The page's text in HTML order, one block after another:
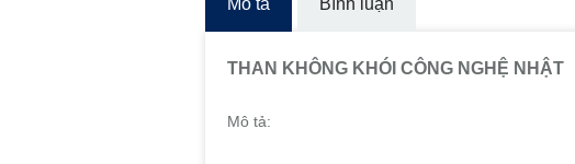
Mô tả Bình luận
THAN KHÔNG KHÓI CÔNG NGHỆ NHẬT
Mô tả: